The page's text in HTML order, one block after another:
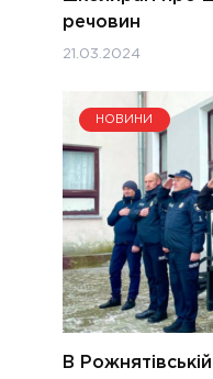
речовин
21.03.2024
НОВИНИ
В